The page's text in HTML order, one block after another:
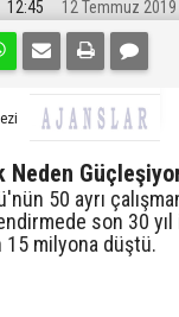
12:45 12 Temmuz 2019
Neden
50 ayrı
son 30
15 milyona düştü.